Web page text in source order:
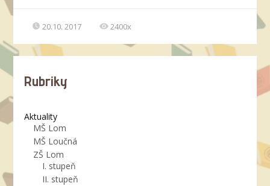
20.10. 2017 2400x
Rubriky
Aktuality
MŠ Lom
MŠ Loučná
ZŠ Lom
I. stupeň
II. stupeň